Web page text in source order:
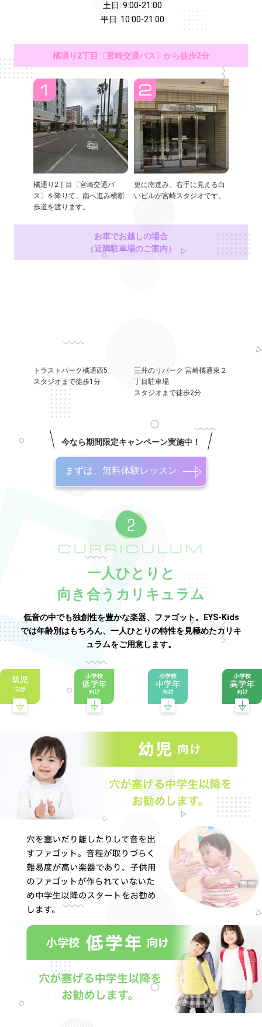
土日: 9:00-21:00
平日: 10:00-21:00
橘通り2丁目〔宮崎交通バス〕から徒歩2分
橘通り2丁目〔宮崎交通バ
ス〕を降りて、南へ進み横断
歩道を渡ります。
更に南進み、右手に見える白
いビルが宮崎スタジオです。
お車でお越しの場合
（近隣駐車場のご案内）
トラストパーク橘通西5
スタジオまで徒歩1分
三井のリパーク 宮崎橘通東２
丁目駐車場
スタジオまで徒歩2分
今なら期間限定キャンペーン実施中！
まずは、無料体験レッスン
CURRICULUM
一人ひとりと
向き合うカリキュラム
低音の中でも独創性を豊かな楽器、ファゴット。EYS-Kids
では年齢別はもちろん、一人ひとりの特性を見極めたカリキ
ュラムをご用意します。